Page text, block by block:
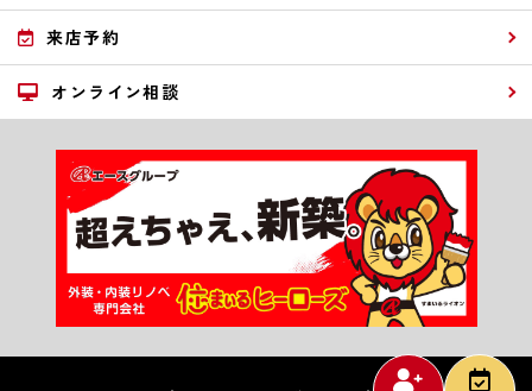
来店予約
オンライン相談